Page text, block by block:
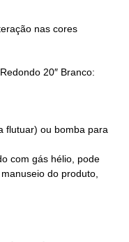
nas cores
20″ Branco:
flutuar) ou bomba para
com gás hélio, pode
do produto,